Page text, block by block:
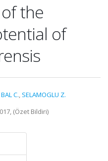
the
of
BAL C., SELAMOGLU Z.
(Özet Bildiri)